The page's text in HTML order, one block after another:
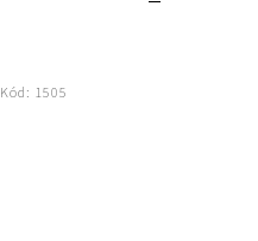
Kód: 1505